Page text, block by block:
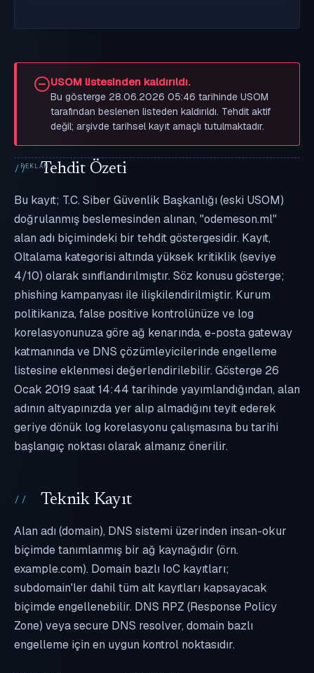
USOM listesinden kaldırıldı.
Bu gösterge 28.06.2026 05:46 tarihinde USOM
tarafından beslenen listeden kaldırıldı. Tehdit aktif
değil; arşivde tarihsel kayıt amaçlı tutulmaktadır.
Tehdit Özeti
Bu kayıt; T.C. Siber Güvenlik Başkanlığı (eski USOM)
doğrulanmış beslemesinden alınan, "odemeson.ml"
alan adı biçimindeki bir tehdit göstergesidir. Kayıt,
Oltalama kategorisi altında yüksek kritiklik (seviye
4/10) olarak sınıflandırılmıştır. Söz konusu gösterge;
phishing kampanyası ile ilişkilendirilmiştir. Kurum
politikanıza, false positive kontrolünüze ve log
korelasyonunuza göre ağ kenarında, e-posta gateway
katmanında ve DNS çözümleyicilerinde engelleme
listesine eklenmesi değerlendirilebilir. Gösterge 26
Ocak 2019 saat 14:44 tarihinde yayımlandığından, alan
adının altyapınızda yer alıp almadığını teyit ederek
geriye dönük log korelasyonu çalışmasına bu tarihi
başlangıç noktası olarak almanız önerilir.
Teknik Kayıt
Alan adı (domain), DNS sistemi üzerinden insan-okur
biçimde tanımlanmış bir ağ kaynağıdır (örn.
example.com). Domain bazlı IoC kayıtları;
subdomain'ler dahil tüm alt kayıtları kapsayacak
biçimde engellenebilir. DNS RPZ (Response Policy
Zone) veya secure DNS resolver, domain bazlı
engelleme için en uygun kontrol noktasıdır.